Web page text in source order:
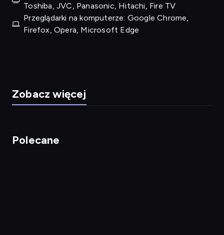
Toshiba, JVC, Panasonic, Hitachi, Fire TV
Przeglądarki na komputerze: Google Chrome,
Firefox, Opera, Microsoft Edge
Zobacz więcej
Polecane